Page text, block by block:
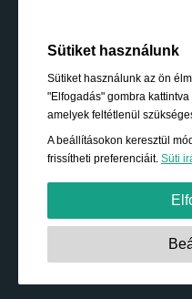
Sütiket használunk
Sütiket használunk az ön
"Elfogadás" gombra
amelyek feltétlenül
A beállításokon keresztül
frissítheti preferenciáit. Süti
Szigorúan szükséges: